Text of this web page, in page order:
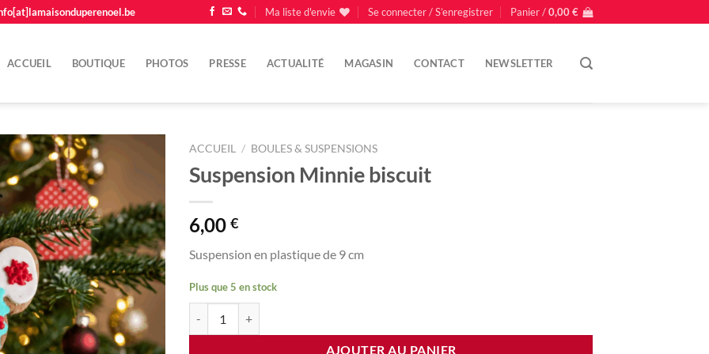
Ma liste d'envie Se connecter / S’enregistrer Panier /0,00€
ACCUEIL BOUTIQUE PHOTOS PRESSE ACTUALITÉ MAGASIN CONTACT NEWSLETTER
à la
liste
d'envie
ACCUEIL / BOULES & SUSPENSIONS
Suspension Minnie biscuit
6,00 €
Suspension en plastique de 9 cm
Plus que 5 en stock
AJOUTER AU PANIER